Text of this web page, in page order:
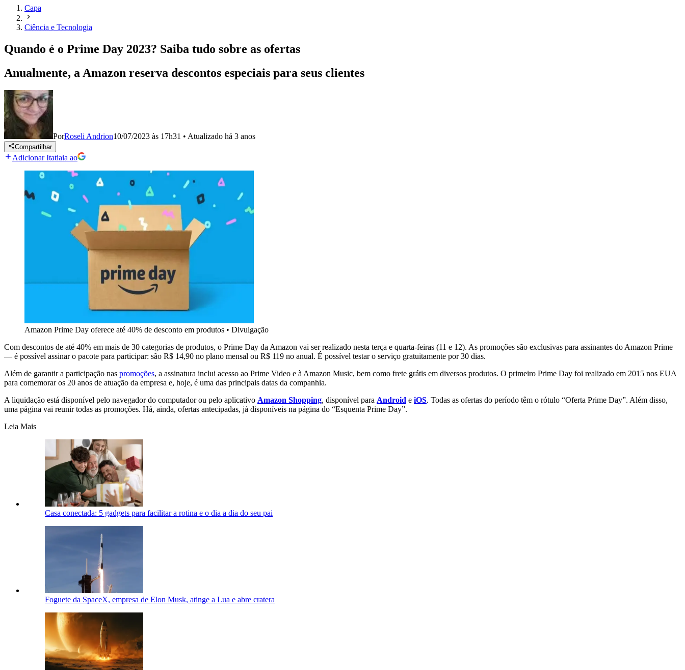
Capa
Ciência e Tecnologia
Quando é o Prime Day 2023? Saiba tudo sobre as ofertas
Anualmente, a Amazon reserva descontos especiais para seus clientes
PorRoseli Andrion10/07/2023 às 17h31 • Atualizado há 3 anos
Compartilhar
Adicionar Itatiaia ao
Amazon Prime Day oferece até 40% de desconto em produtos • Divulgação
Com descontos de até 40% em mais de 30 categorias de produtos, o Prime Day da Amazon vai ser realizado nesta terça e quarta-feiras (11 e 12). As promoções são exclusivas para assinantes do Amazon Prime
— é possível assinar o pacote para participar: são R$ 14,90 no plano mensal ou R$ 119 no anual. É possível testar o serviço gratuitamente por 30 dias.
Além de garantir a participação nas promoções, a assinatura inclui acesso ao Prime Video e à Amazon Music, bem como frete grátis em diversos produtos. O primeiro Prime Day foi realizado em 2015 nos EUA
para comemorar os 20 anos de atuação da empresa e, hoje, é uma das principais datas da companhia.
A liquidação está disponível pelo navegador do computador ou pelo aplicativo Amazon Shopping, disponível para Android e iOS. Todas as ofertas do período têm o rótulo “Oferta Prime Day”. Além disso,
uma página vai reunir todas as promoções. Há, ainda, ofertas antecipadas, já disponíveis na página do “Esquenta Prime Day”.
Leia Mais
Casa conectada: 5 gadgets para facilitar a rotina e o dia a dia do seu pai
Foguete da SpaceX, empresa de Elon Musk, atinge a Lua e abre cratera